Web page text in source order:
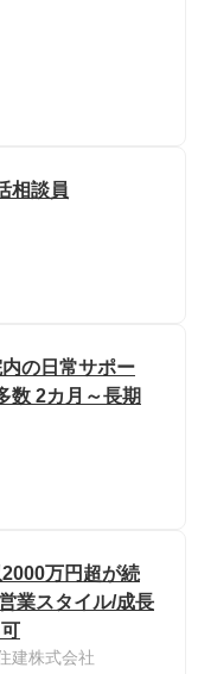
相談員
の日常サポー
数 2カ月～長期
万円超が続
業スタイル/成長
建株式会社